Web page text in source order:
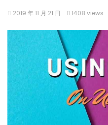
2019 年 11 月 21 日 1408 views